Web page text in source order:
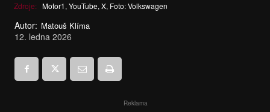
Zdroje: Motor1, YouTube, X, Foto: Volkswagen
Autor: Matouš Klíma
12. ledna 2026
Reklama